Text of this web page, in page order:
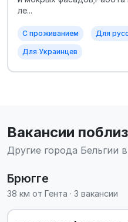
ле...
С проживанием Для
Для Украинцев
Вакансии
Другие города Бельгии
Брюгге
38 км от Гента · 3 вакансии